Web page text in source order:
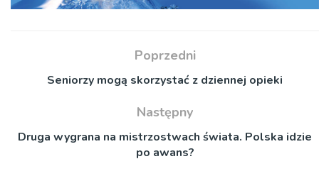
Poprzedni
Seniorzy mogą skorzystać z dziennej opieki
Następny
Druga wygrana na mistrzostwach świata. Polska idzie
po awans?